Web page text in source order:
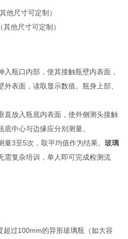
他尺寸可定制）
他尺寸可定制）
入瓶口内部，使其接触瓶壁内表面，
外表面，读取显示数值。瓶身上部、
直放入瓶底内表面，使外侧测头接触
中心与边缘应分别测量。
3至5次，取平均值作为结果。 玻璃
需复杂培训，单人即可完成检测流
超过100mm的异形玻璃瓶（如大容